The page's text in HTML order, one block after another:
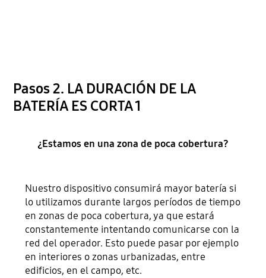
Pasos 2. LA DURACIÓN DE LA
BATERÍA ES CORTA 1
¿Estamos en una zona de poca cobertura?
Nuestro dispositivo consumirá mayor batería si
lo utilizamos durante largos períodos de tiempo
en zonas de poca cobertura, ya que estará
constantemente intentando comunicarse con la
red del operador. Esto puede pasar por ejemplo
en interiores o zonas urbanizadas, entre
edificios, en el campo, etc.